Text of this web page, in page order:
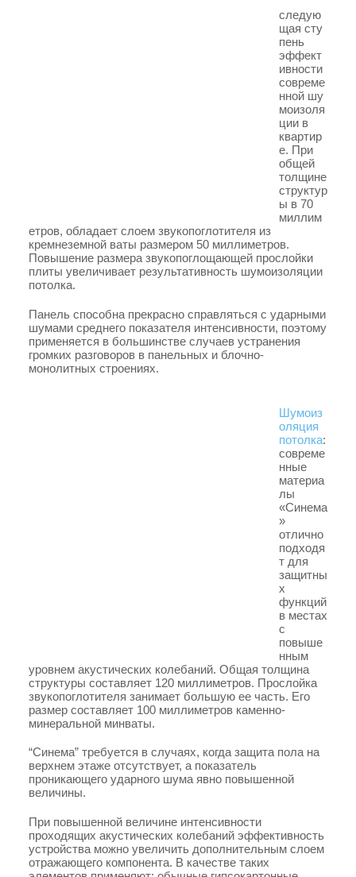
следую
щая сту
пень
эффект
ивности
совреме
нной шу
моизоля
ции в
квартир
е. При
общей
толщине
структур
ы в 70
миллим
етров, обладает слоем звукопоглотителя из
кремнеземной ваты размером 50 миллиметров.
Повышение размера звукопоглощающей прослойки
плиты увеличивает результативность шумоизоляции
потолка.
Панель способна прекрасно справляться с ударными
шумами среднего показателя интенсивности, поэтому
применяется в большинстве случаев устранения
громких разговоров в панельных и блочно-
монолитных строениях.
Шумоиз
оляция
потолка:
совреме
нные
материа
лы
«Синема
»
отлично
подходя
т для
защитны
х
функций
в местах
с
повыше
нным
уровнем акустических колебаний. Общая толщина
структуры составляет 120 миллиметров. Прослойка
звукопоглотителя занимает большую ее часть. Его
размер составляет 100 миллиметров каменно-
минеральной минваты.
“Синема” требуется в случаях, когда защита пола на
верхнем этаже отсутствует, а показатель
проникающего ударного шума явно повышенной
величины.
При повышенной величине интенсивности
проходящих акустических колебаний эффективность
устройства можно увеличить дополнительным слоем
отражающего компонента. В качестве таких
To